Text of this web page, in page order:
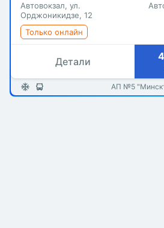
Автовокзал, ул.
Орджоникидзе, 12
Только онлайн
Детали
АП №5